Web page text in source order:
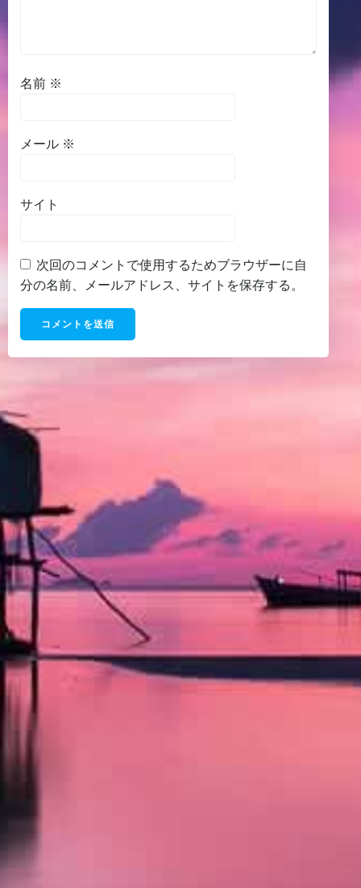
名前 ※
メール ※
サイト
次回のコメントで使用するためブラウザーに自
分の名前、メールアドレス、サイトを保存する。